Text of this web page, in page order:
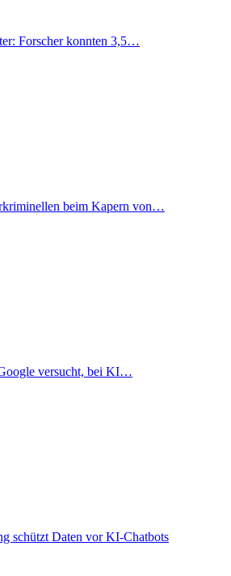
Forscher konnten 3,5…
beim Kapern von…
versucht, bei KI…
schützt Daten vor KI-Chatbots